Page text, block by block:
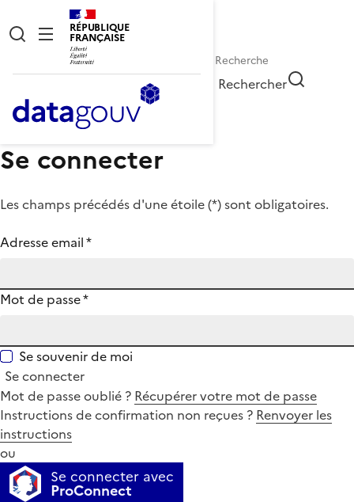
RÉPUBLIQUE
FRANÇAISE
Rechercher
Se connecter
Les champs précédés d'une étoile (*) sont obligatoires.
Adresse email*
Mot de passe*
Se souvenir de moi
Se connecter
Mot de passe oublié ? Récupérer votre mot de passe
Instructions de confirmation non reçues ? Renvoyer les
instructions
ou
Se connecter avec
ProConnect